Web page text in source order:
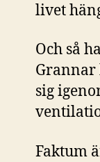
livet
Och så
Grannar
sig
Faktum